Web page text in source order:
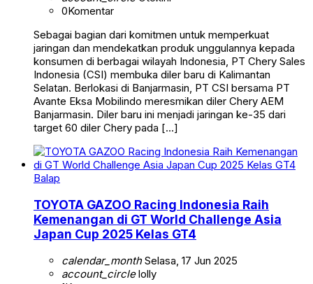
0Komentar
Sebagai bagian dari komitmen untuk memperkuat
jaringan dan mendekatkan produk unggulannya kepada
konsumen di berbagai wilayah Indonesia, PT Chery Sales
Indonesia (CSI) membuka diler baru di Kalimantan
Selatan. Berlokasi di Banjarmasin, PT CSI bersama PT
Avante Eksa Mobilindo meresmikan diler Chery AEM
Banjarmasin. Diler baru ini menjadi jaringan ke-35 dari
target 60 diler Chery pada […]
Balap
TOYOTA GAZOO Racing Indonesia Raih
Kemenangan di GT World Challenge Asia
Japan Cup 2025 Kelas GT4
calendar_monthSelasa, 17 Jun 2025
account_circlelolly